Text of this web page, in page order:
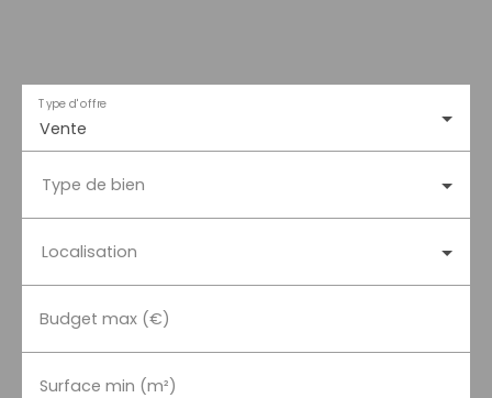
Vente
Type d'offre
Type de bien
Localisation
Budget max (€)
Surface min (m²)